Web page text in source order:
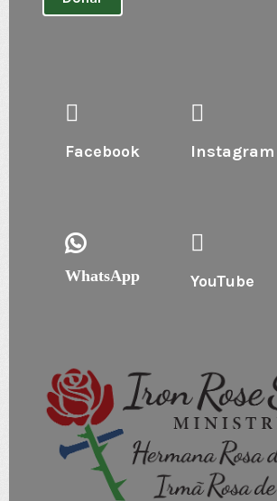
Facebook Instagram
WhatsApp YouTube